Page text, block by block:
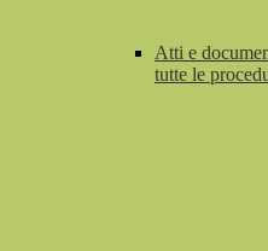
Atti e
tutte le